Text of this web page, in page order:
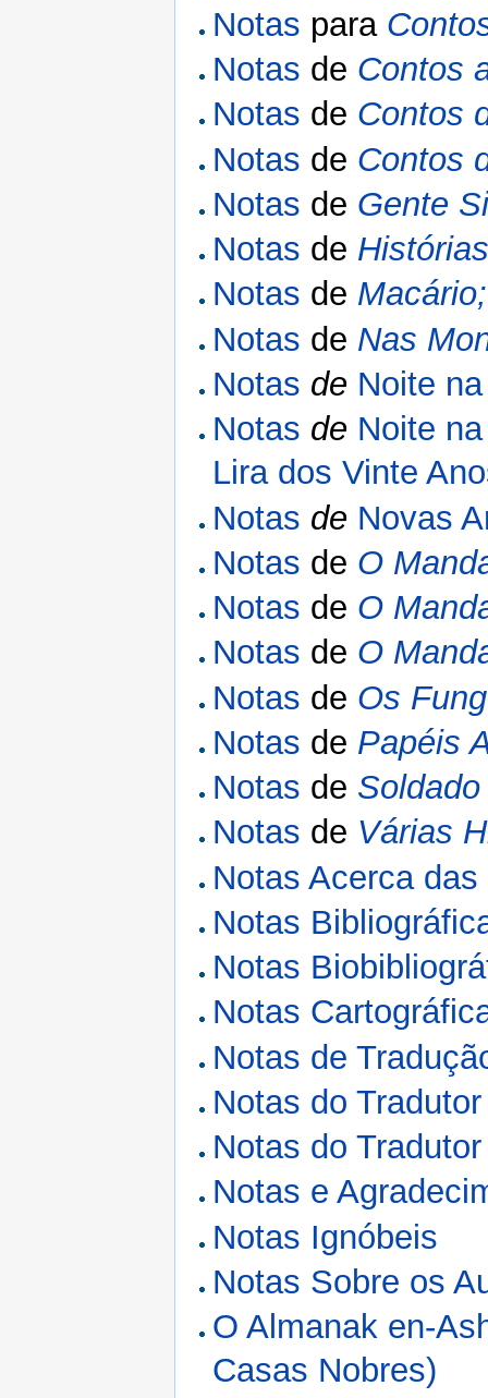
Notas para
Notas de Contos
Notas de Contos
Notas de Contos
Notas de Gente
Notas de
Notas de
Notas de Nas
Notas de Noite
Notas de Noite
Lira dos Vinte
Notas de Novas
Notas de O
Notas de O
Notas de O
Notas de Os
Notas de Papéis
Notas de
Notas de Várias
Notas Acerca
Notas
Notas
Notas
Notas de
Notas do Tradutor
Notas do Tradutor
Notas e
Notas Ignóbeis
Notas Sobre os
O Almanak en-
Casas Nobres)